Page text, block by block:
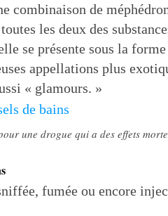
combinaison de
les deux des
se présente sous la
appellations plus
« glamours. »
une drogue qui a des effets
fumée ou encore